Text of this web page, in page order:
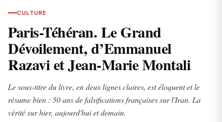
CULTURE
Paris-Téhéran. Le Grand
Dévoilement, d’Emmanuel
Razavi et Jean-Marie Montali
Le sous-titre du livre, en deux lignes claires, est éloquent et le
résume bien : 50 ans de falsifications françaises sur l'Iran. La
vérité sur hier, aujourd'hui et demain.